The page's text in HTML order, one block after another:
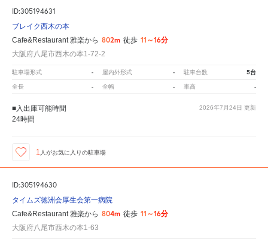
ID:305194631
ブレイク西木の本
Cafe&Restaurant 雅楽から 802m 徒歩 11～16分
大阪府八尾市西木の本1-72-2
駐車場形式 - 屋内外形式 - 駐車台数 5台
全長 - 全幅 - 車高 -
2026年7月24日 更新
■入出庫可能時間
24時間
1 人がお気に入りの駐車場
ID:305194630
タイムズ徳洲会厚生会第一病院
Cafe&Restaurant 雅楽から 804m 徒歩 11～16分
大阪府八尾市西木の本1-63